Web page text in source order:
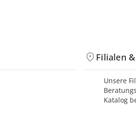
Filialen
Unsere
Katalog